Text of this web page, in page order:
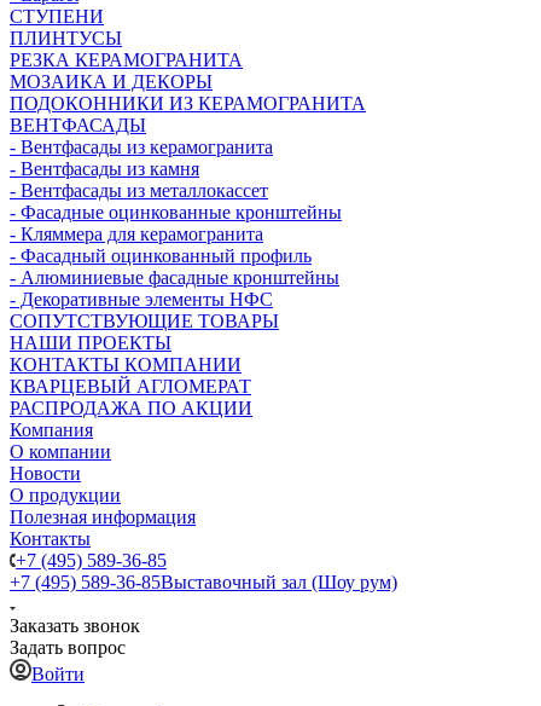
СТУПЕНИ
ПЛИНТУСЫ
РЕЗКА КЕРАМОГРАНИТА
МОЗАИКА И ДЕКОРЫ
ПОДОКОННИКИ ИЗ КЕРАМОГРАНИТА
ВЕНТФАСАДЫ
- Вентфасады из керамогранита
- Вентфасады из камня
- Вентфасады из металлокассет
- Фасадные оцинкованные кронштейны
- Кляммера для керамогранита
- Фасадный оцинкованный профиль
- Алюминиевые фасадные кронштейны
- Декоративные элементы НФС
СОПУТСТВУЮЩИЕ ТОВАРЫ
НАШИ ПРОЕКТЫ
КОНТАКТЫ КОМПАНИИ
КВАРЦЕВЫЙ АГЛОМЕРАТ
РАСПРОДАЖА ПО АКЦИИ
Компания
О компании
Новости
О продукции
Полезная информация
Контакты
+7 (495) 589-36-85
+7 (495) 589-36-85Выставочный зал (Шоу рум)
Заказать звонок
Задать вопрос
Войти